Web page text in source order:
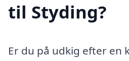
til Styding?
Er du på udkig efter en